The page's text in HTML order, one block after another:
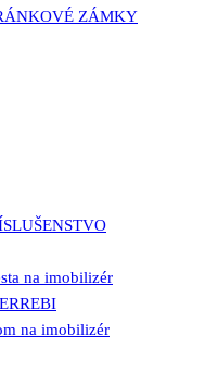
ZÁMKY
na imobilizér
na imobilizér